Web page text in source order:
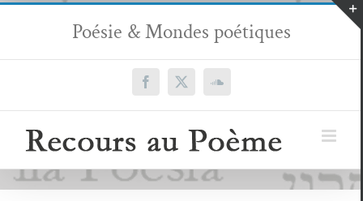
Passer
contenu
Poésie & Mondes poétiques
Facebook
X SoundCloud